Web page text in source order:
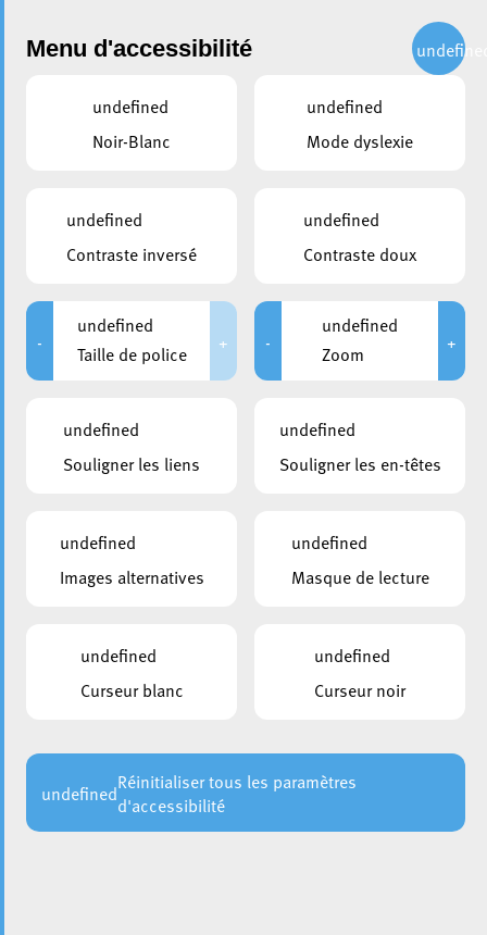
Administration
Menu d'accessibilité
undefined
Noir-Blanc
undefined
Mode dyslexie
undefined
Contraste inversé
undefined
Contraste doux
-
undefined
Taille de police
+ -
undefined
Zoom
+
undefined
Souligner les liens
undefined
Souligner les en-têtes
undefined
Images alternatives
undefined
Masque de lecture
undefined
Curseur blanc
undefined
Curseur noir
undefinedRéinitialiser tous les paramètres
d'accessibilité